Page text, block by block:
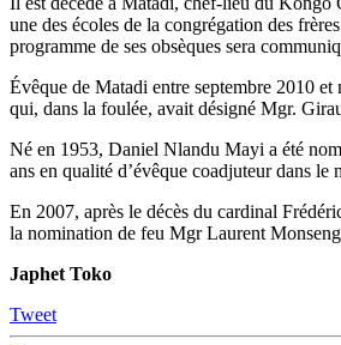
une des écoles de la congrégation des
programme de ses obsèques sera
Évêque de Matadi entre septembre 2010
qui, dans la foulée, avait désigné Mgr.
Né en 1953, Daniel Nlandu Mayi a été
ans en qualité d’évêque coadjuteur dans le
En 2007, après le décès du cardinal
la nomination de feu Mgr Laurent
Japhet Toko
Tweet